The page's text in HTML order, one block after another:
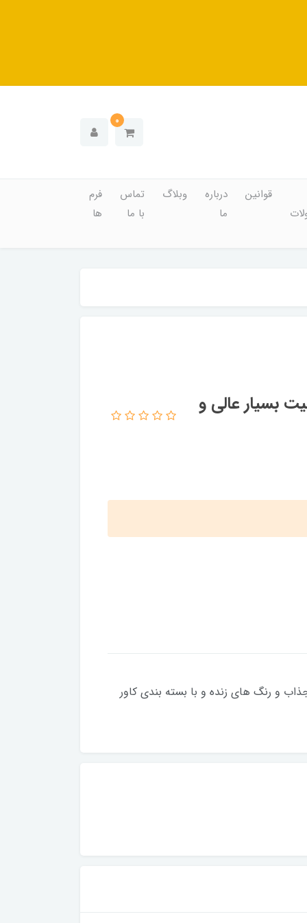
0
قوانین
درباره
ما
وبلاگ
تماس
با ما
فرم
ها
و کیفیت بسیار عالی و
خیلی بالا (اصطلاحا دو رو ابریشم) و وزن خالص 3080 گرم و با طرح جذاب و رنگ های زنده و با بسته بندی کاور